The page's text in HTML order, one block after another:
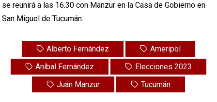
se reunirá a las 16.30 con Manzur en la Casa de Gobierno en
San Miguel de Tucumán.
Alberto Fernández
Ameripol
Aníbal Fernández
Elecciones 2023
Juan Manzur
Tucumán